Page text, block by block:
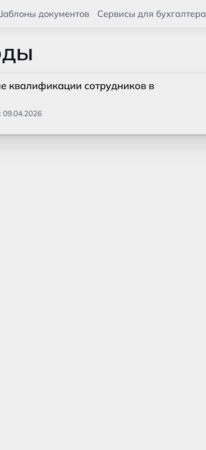
документов Сервисы для бухгалтера
квалификации сотрудников в
09.04.2026